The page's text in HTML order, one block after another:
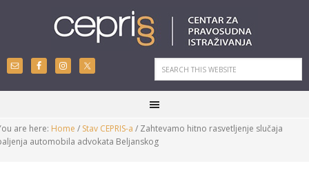
are here: Home / Stav CEPRIS-a / Zahtevamo hitno rasvetljenje slučaja
automobila advokata Beljanskog